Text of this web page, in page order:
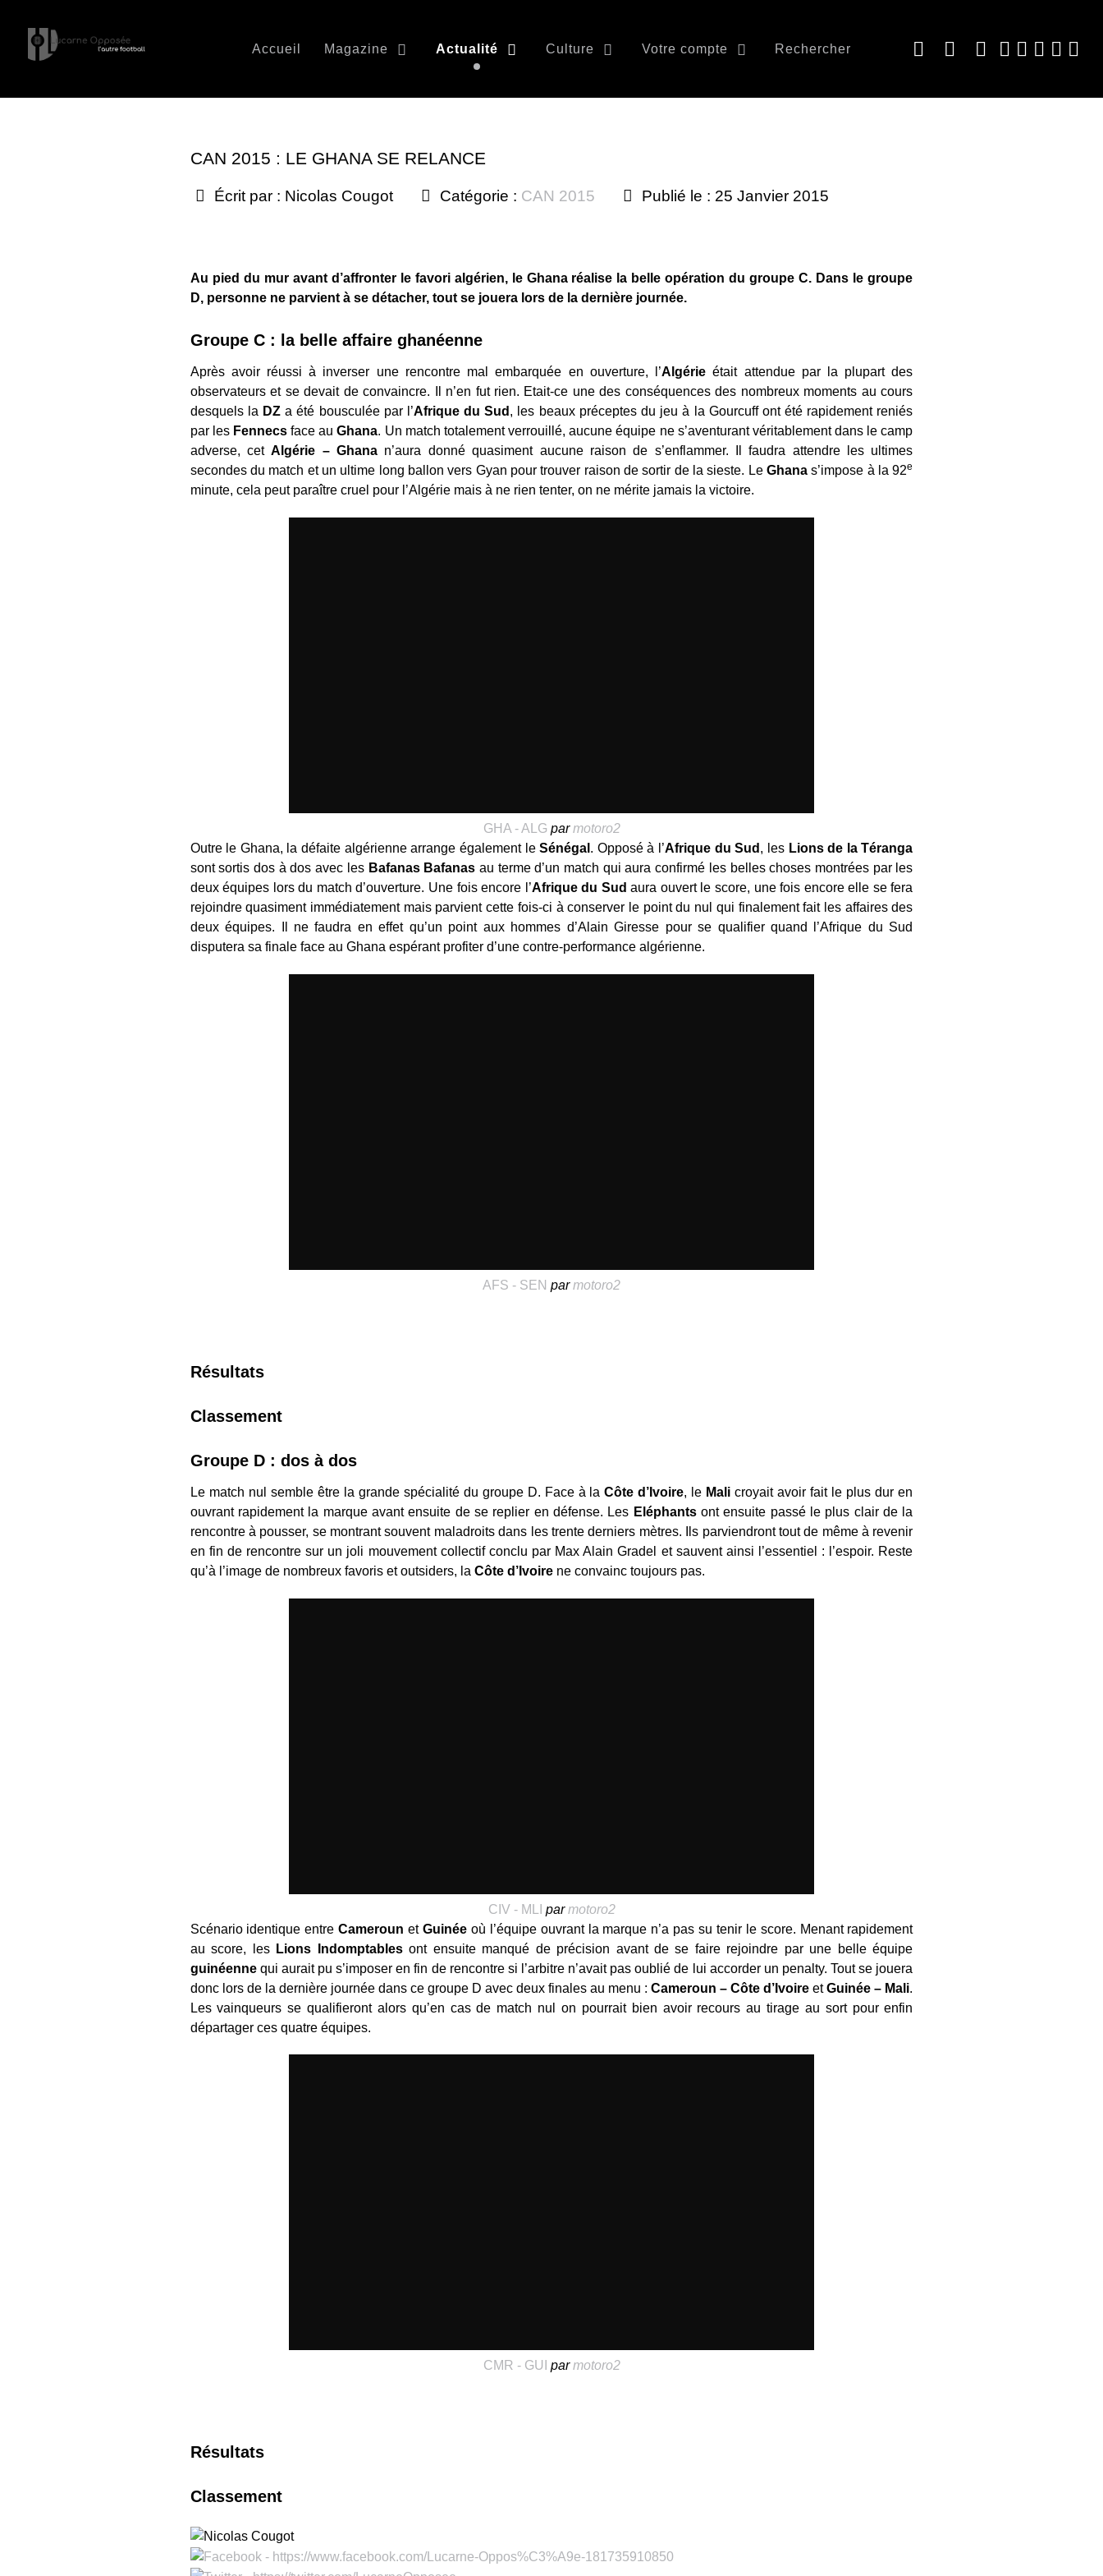
Accueil Magazine Actualité Culture Votre compte Rechercher
CAN 2015 : LE GHANA SE RELANCE
Écrit par : Nicolas Cougot Catégorie : CAN 2015 Publié le : 25 Janvier 2015
Au pied du mur avant d’affronter le favori algérien, le Ghana réalise la belle opération du groupe C. Dans le groupe
D, personne ne parvient à se détacher, tout se jouera lors de la dernière journée.
Groupe C : la belle affaire ghanéenne
Après avoir réussi à inverser une rencontre mal embarquée en ouverture, l’Algérie était attendue par la plupart des
observateurs et se devait de convaincre. Il n’en fut rien. Etait-ce une des conséquences des nombreux moments au cours
desquels la DZa été bousculée par l’Afrique du Sud , les beaux préceptes du jeu à la Gourcuff ont été rapidement reniés
par les Fennecsface auGhana. Un match totalement verrouillé, aucune équipe ne s’aventurant véritablement dans le camp
adverse, cetAlgérie – Ghana n’aura donné quasiment aucune raison de s’enflammer. Il faudra attendre les ultimes
secondes du match et un ultime long ballon vers Gyan pour trouver raison de sortir de la sieste. LeGhana s’impose à la 92e
minute, cela peut paraître cruel pour l’Algérie mais à ne rien tenter, on ne mérite jamais la victoire.
GHA - ALG parmotoro2
Outre le Ghana, la défaite algérienne arrange également leSénégal . Opposé à l’Afrique du Sud , les Lions de la Téranga
sont sortis dos à dos avec les Bafanas Bafanas au terme d’un match qui aura confirmé les belles choses montrées par les
deux équipes lors du match d’ouverture. Une fois encore l’Afrique du Sudaura ouvert le score, une fois encore elle se fera
rejoindre quasiment immédiatement mais parvient cette fois-ci à conserver le point du nul qui finalement fait les affaires des
deux équipes. Il ne faudra en effet qu’un point aux hommes d’Alain Giresse pour se qualifier quand l’Afrique du Sud
disputera sa finale face au Ghana espérant profiter d’une contre-performance algérienne.
AFS - SEN parmotoro2
Résultats
Classement
Groupe D : dos à dos
Le match nul semble être la grande spécialité du groupe D. Face à laCôte d’Ivoire, le Mali croyait avoir fait le plus dur en
ouvrant rapidement la marque avant ensuite de se replier en défense. Les Eléphantsont ensuite passé le plus clair de la
rencontre à pousser, se montrant souvent maladroits dans les trente derniers mètres. Ils parviendront tout de même à revenir
en fin de rencontre sur un joli mouvement collectif conclu par Max Alain Gradel et sauvent ainsi l’essentiel : l’espoir. Reste
qu’à l’image de nombreux favoris et outsiders, la Côte d’Ivoirene convainc toujours pas.
CIV - MLI parmotoro2
Scénario identique entreCameroun et Guinée où l’équipe ouvrant la marque n’a pas su tenir le score. Menant rapidement
au score, les Lions Indomptablesont ensuite manqué de précision avant de se faire rejoindre par une belle équipe
guinéennequi aurait pu s’imposer en fin de rencontre si l’arbitre n’avait pas oublié de lui accorder un penalty. Tout se jouera
donc lors de la dernière journée dans ce groupe D avec deux finales au menu :Cameroun – Côte d’Ivoire etGuinée – Mali.
Les vainqueurs se qualifieront alors qu’en cas de match nul on pourrait bien avoir recours au tirage au sort pour enfin
départager ces quatre équipes.
CMR - GUI parmotoro2
Résultats
Classement